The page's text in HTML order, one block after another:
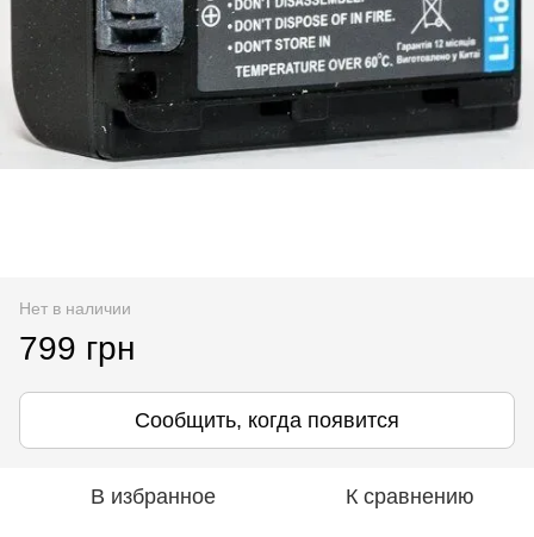
Нет в наличии
799 грн
Сообщить, когда появится
В избранное К сравнению